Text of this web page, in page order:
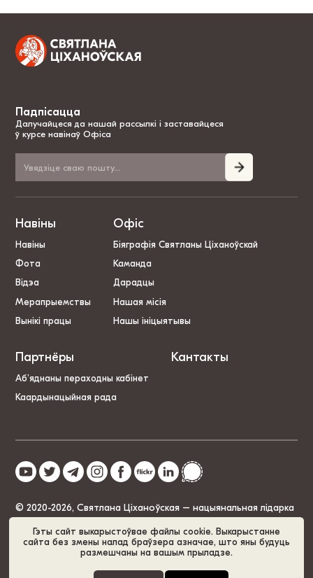
Гэты сайт выкарыстоўвае файлы cookie. Выкарыстанне
сайта без змены налад браўзера азначае, што яны будуць
размешчаны на вашым прыладзе.
Падпісацца
Далучайцеся да нашай рассылкі і заставайцеся
ў курсе навінаў Офіса
Навіны
Навіны
Фота
Відэа
Мерапрыемствы
Вынікі працы
Офіс
Біяграфія Святланы Ціханоўскай
Каманда
Дарадцы
Нашая місія
Нашы ініцыятывы
Партнёры
Аб’яднаны пераходны кабінет
Каардынацыйная рада
Кантакты
© 2020-2026, Святлана Ціханоўская – нацыянальная лідарка